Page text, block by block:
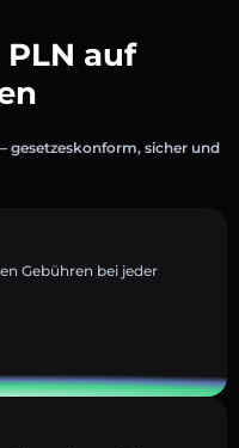
auf
gesetzeskonform, sicher und
Gebühren bei jeder